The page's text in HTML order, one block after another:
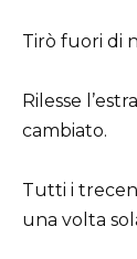
Tirò fuori di
Rilesse
cambiato.
Tutti i
una volta